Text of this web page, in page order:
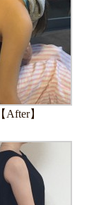
【After】